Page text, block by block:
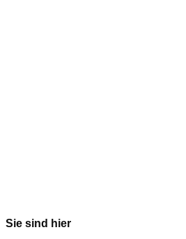
Sie sind hier